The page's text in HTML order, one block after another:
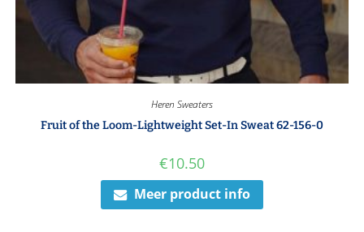
Heren Sweaters
Fruit of the Loom-Lightweight Set-In Sweat 62-156-0
€10.50
Meer product info